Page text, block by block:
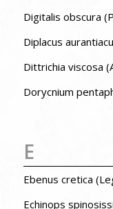
Digitalis obscura
Diplacus
Dittrichia viscosa
Dorycnium
E
Ebenus cretica
Echinops